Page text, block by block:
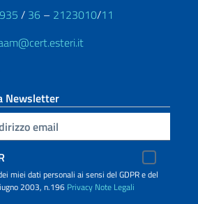
/ 36 – 2123010/11
Newsletter
miei dati personali ai sensi del GDPR e del
2003, n.196 Privacy Note Legali